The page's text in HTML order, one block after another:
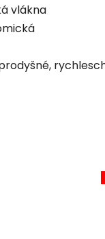
vlákna